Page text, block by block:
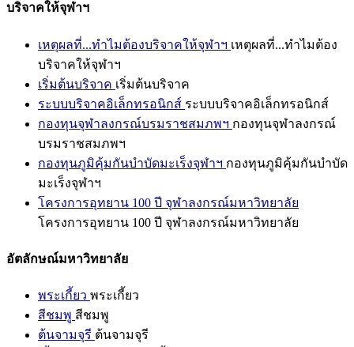
บริจาคให้จุฬาฯ
เหตุผลที่...ทำไมต้องบริจาคให้จุฬาฯ เหตุผลที่...ทำไมต้อง
บริจาคให้จุฬาฯ
เริ่มต้นบริจาค เริ่มต้นบริจาค
ระบบบริจาคอิเล็กทรอนิกส์ ระบบบริจาคอิเล็กทรอนิกส์
กองทุนจุฬาลงกรณ์บรมราชสมภพฯ กองทุนจุฬาลงกรณ์
บรมราชสมภพฯ
กองทุนภูมิคุ้มกันบำบัดมะเร็งจุฬาฯ กองทุนภูมิคุ้มกันบำบัด
มะเร็งจุฬาฯ
โครงการอุทยาน 100 ปี จุฬาลงกรณ์มหาวิทยาลัย
โครงการอุทยาน 100 ปี จุฬาลงกรณ์มหาวิทยาลัย
อัตลักษณ์มหาวิทยาลัย
พระเกี้ยว พระเกี้ยว
สีชมพู สีชมพู
ต้นจามจุรี ต้นจามจุรี